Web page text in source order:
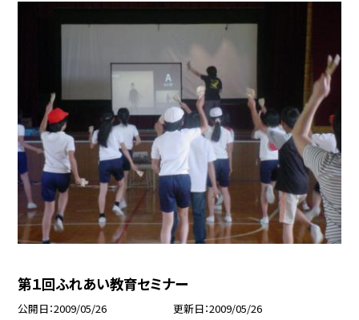
第１回ふれあい教育セミナー
公開日 2009/05/26 更新日 2009/05/26